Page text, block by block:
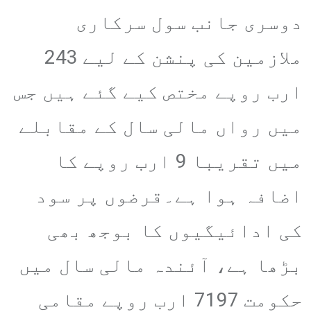
دوسری جانب سول سرکاری
ملازمین کی پنشن کے لیے 243
ارب روپے مختص کیے گئے ہیں جس
میں رواں مالی سال کے مقابلے
میں تقریبا 9 ارب روپے کا
اضافہ ہوا ہے۔قرضوں پر سود
کی ادائیگیوں کا بوجھ بھی
بڑھا ہے، آئندہ مالی سال میں
حکومت 7197 ارب روپے مقامی